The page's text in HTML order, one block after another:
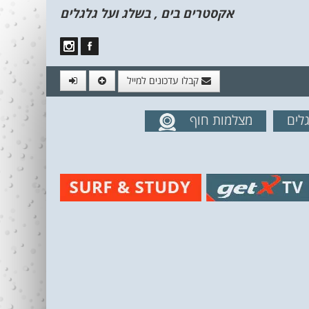
אקסטרים בים , בשלג ועל גלגלים
קבלו עדכונים למייל
מהאתרמצלמות חוף